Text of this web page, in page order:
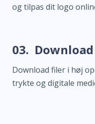
og tilpas dit logo
03.
Download filer i høj
trykte og digitale